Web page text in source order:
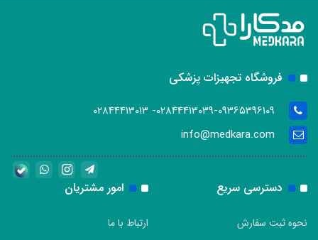
فروشگاه تجهیزات پزشکی
02844413039-09365396109- 02844413013
info@medkara.com
دسترسی سریع
نحوه ثبت سفارش
امور مشتریان
ارتباط با ما